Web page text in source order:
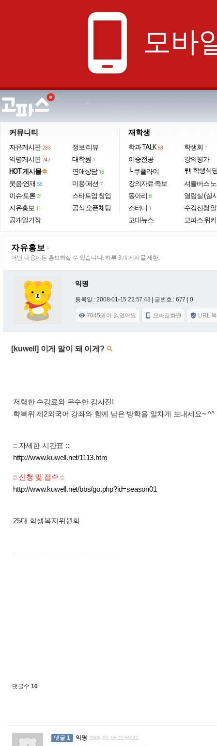
phone_android 모바
커뮤니티
자유게시판 233
익명게시판 747
HOT 게시물
웃음·연재 58
이슈·토론 21
자유홍보 11
공개일기장
정보·리뷰
대학원 1
연애상담 13
미용·패션 7
스타트업·창업
공식 오픈채팅
재학생
학과 TALK 63
이중전공
└ 쿠플라이
강의자료·족보
동아리 8
스터디 1
고대뉴스
학생회 1
강의평가
restaurant 학생식
셔틀버스
열람실 (실
수강신청
고파스 위키
자유홍보 F
어떤 내용이든 홍보하실 수 있습니다. 하루 3개 게시물 제한.
익명
등록일 : 2008-01-15 22:57:43 | 글번호 : 677 | 0
 7045명이 읽었어요  모바일화면  URL
[kuwell] 이게 말이 돼 이게? 
저렴한 수강료와 우수한 강사진!
학복위 제2외국어 강좌와 함께 남은 방학을 알차게 보내세요~ ^^
:: 자세한 시간표 ::
http://www.kuwell.net/1113.htm
:: 신청 및 접수 ::
http://www.kuwell.net/bbs/go.php?id=season01
25대 학생복지위원회
댓글수 10
댓글 1 익명 2008-01-15 22:59:22